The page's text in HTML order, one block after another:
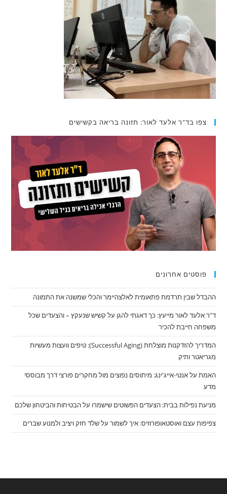
צפו בד"ר אלעד לאור: תזונה בריאה בקשישים
פוסטים אחרונים
ההבדל שבין תרדמת פתאומית לאלצהיימר והכלי שמשנה את התמונה
ד"ר אלעד לאור מייעץ: כך דאגתי להגן על קשיש שנעקץ – והצעדים שכל
משפחה חייבת להכיר
המדריך להזדקנות מוצלחת (Successful Aging): טיפים וועצות מעשיות
מגריאטר ותיק
האמת על אנטי-אייג'ינג: מיתוסים נפוצים מול מחקרים פורצי דרך מבוססי
מדע
מניעת נפילות בבית: הצעדים הפשוטים שישמרו על הבטיחות והביטחון שלכם
צפיפות עצם ואוסטאופורוזיס: איך לשמור על שלד חזק ויציב ולמנוע שברים